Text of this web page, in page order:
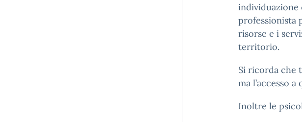
individuazione
professionista
risorse e i
territorio.
Si ricorda che
ma l’accesso
Inoltre le